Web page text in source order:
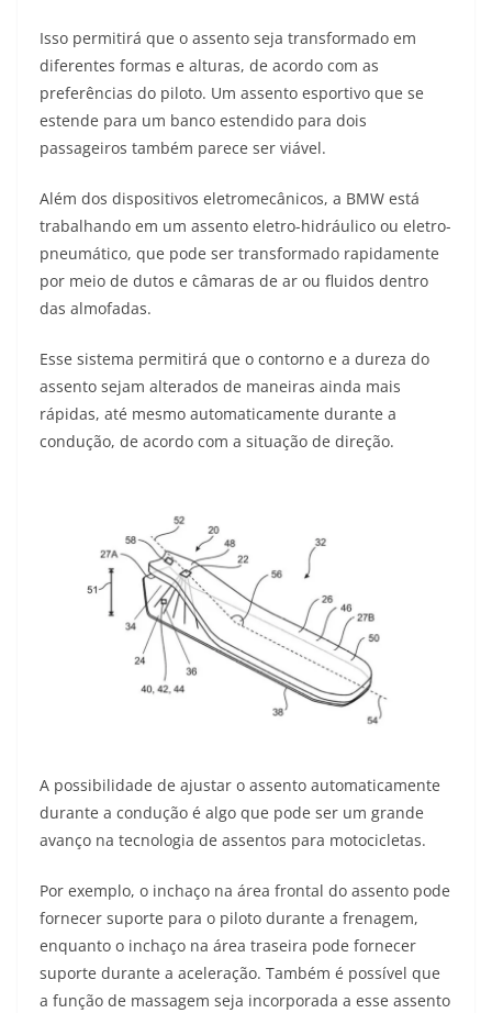
Isso permitirá que o assento seja transformado em
diferentes formas e alturas, de acordo com as
preferências do piloto. Um assento esportivo que se
estende para um banco estendido para dois
passageiros também parece ser viável.
Além dos dispositivos eletromecânicos, a BMW está
trabalhando em um assento eletro-hidráulico ou eletro-
pneumático, que pode ser transformado rapidamente
por meio de dutos e câmaras de ar ou fluidos dentro
das almofadas.
Esse sistema permitirá que o contorno e a dureza do
assento sejam alterados de maneiras ainda mais
rápidas, até mesmo automaticamente durante a
condução, de acordo com a situação de direção.
A possibilidade de ajustar o assento automaticamente
durante a condução é algo que pode ser um grande
avanço na tecnologia de assentos para motocicletas.
Por exemplo, o inchaço na área frontal do assento pode
fornecer suporte para o piloto durante a frenagem,
enquanto o inchaço na área traseira pode fornecer
suporte durante a aceleração. Também é possível que
a função de massagem seja incorporada a esse assento